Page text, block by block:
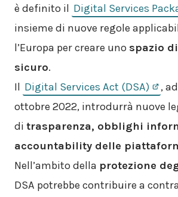
è definito il Digital Services
insieme di nuove regole
l’Europa per creare uno spazio
sicuro.
Il Digital Services Act (DSA)
,
ottobre 2022, introdurrà nuove
di trasparenza, obblighi
accountability delle
Nell’ambito della protezione
DSA potrebbe contribuire a